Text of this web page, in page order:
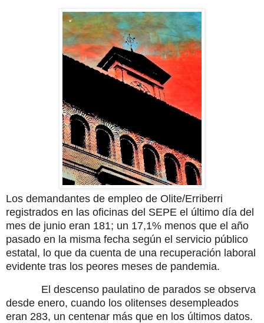
Los demandantes de empleo de Olite/Erriberri
registrados en las oficinas del SEPE el último día del
mes de junio eran 181; un 17,1% menos que el año
pasado en la misma fecha según el servicio público
estatal, lo que da cuenta de una recuperación laboral
evidente tras los peores meses de pandemia.
El descenso paulatino de parados se observa
desde enero, cuando los olitenses desempleados
eran 283, un centenar más que en los últimos datos.